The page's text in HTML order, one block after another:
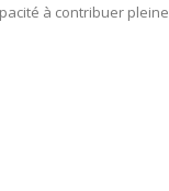
à contribuer